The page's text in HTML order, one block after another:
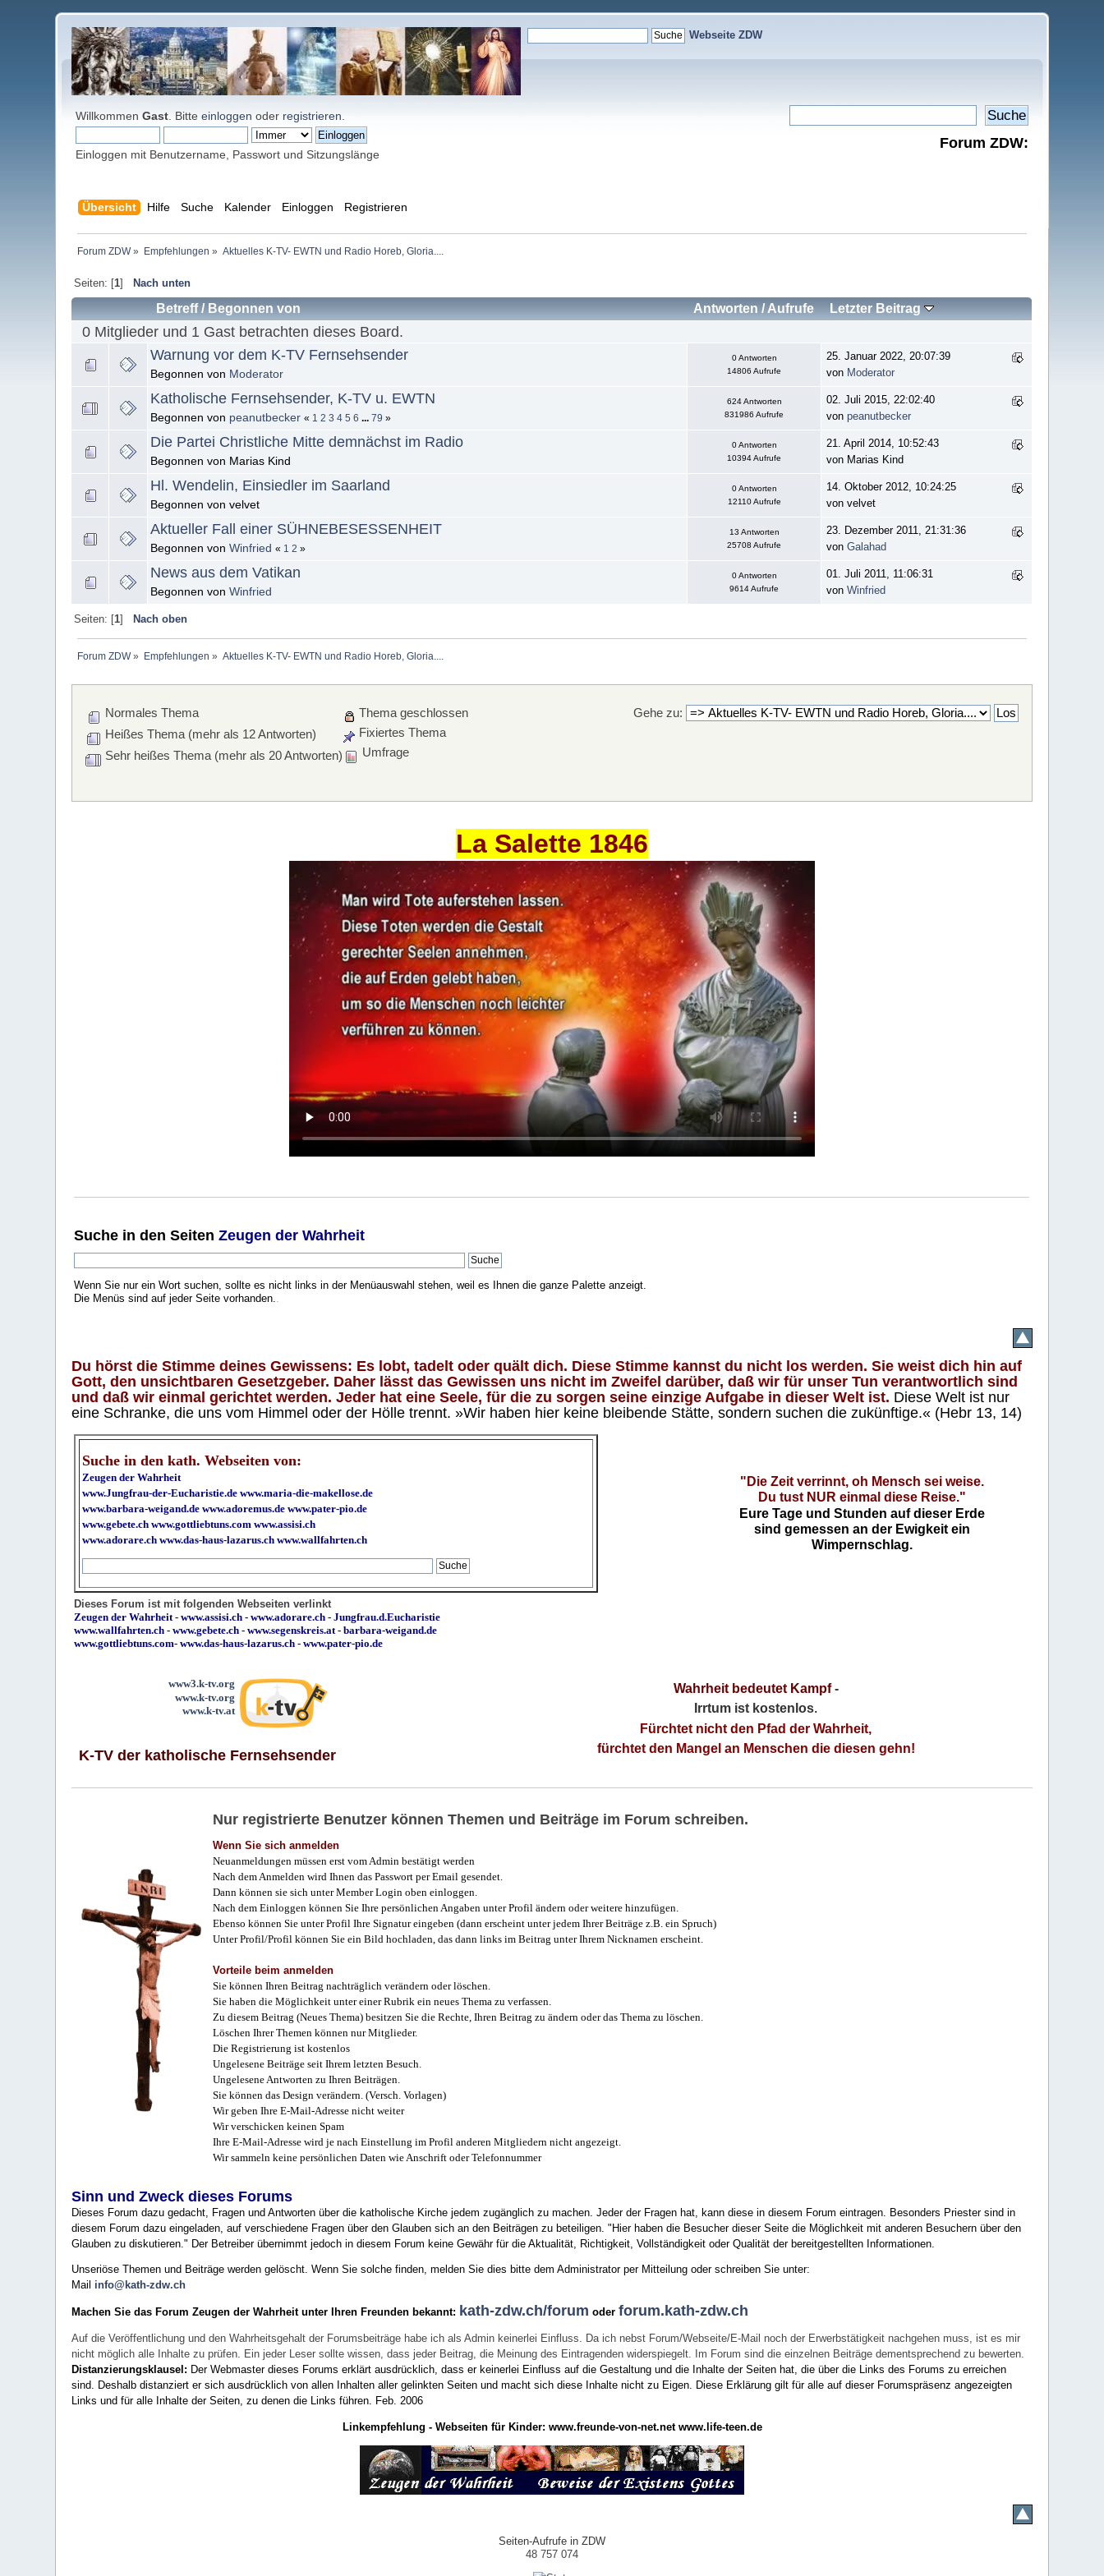
Webseite ZDW
WillkommenGast . Bitteeinloggen oder registrieren
Einloggen mit Benutzername, Passwort und Sitzungslänge
Forum ZDW:
Übersicht Hilfe Suche Kalender Einloggen Registrieren
Forum ZDW» Empfehlungen » Aktuelles K-TV- EWTN und Radio Horeb, Gloria....
Seiten: [1] Nach unten
Betreff/ Begonnen von Antworten /Aufrufe Letzter Beitrag
0 Mitglieder und 1 Gast betrachten dieses Board.
Warnung vor dem K-TV Fernsehsender
Begonnen von Moderator
0 Antworten
14806 Aufrufe
25. Januar 2022, 20:07:39
von Moderator
Katholische Fernsehsender, K-TV u. EWTN
Begonnen von peanutbecker « 1 2 3 4 5 6 ...79 »
624 Antworten
831986 Aufrufe
02. Juli 2015, 22:02:40
vonpeanutbecker
Die Partei Christliche Mitte demnächst im Radio
Begonnen von Marias Kind
0 Antworten
10394 Aufrufe
21. April 2014, 10:52:43
von Marias Kind
Hl. Wendelin, Einsiedler im Saarland
Begonnen von velvet
0 Antworten
12110 Aufrufe
14. Oktober 2012, 10:24:25
von velvet
Aktueller Fall einer SÜHNEBESESSENHEIT
Begonnen vonWinfried « 1 2 »
13 Antworten
25708 Aufrufe
23. Dezember 2011, 21:31:36
vonGalahad
News aus dem Vatikan
Begonnen vonWinfried
0 Antworten
9614 Aufrufe
01. Juli 2011, 11:06:31
vonWinfried
Seiten: [1] Nach oben
Forum ZDW» Empfehlungen » Aktuelles K-TV- EWTN und Radio Horeb, Gloria....
Gehe zu:
Normales Thema
Heißes Thema (mehr als 12 Antworten)
Sehr heißes Thema (mehr als 20 Antworten)
Thema geschlossen
Fixiertes Thema
Umfrage
La Salette 1846
Suche in den SeitenZeugen der Wahrheit
Wenn Sie nur ein Wort suchen, sollte es nicht links in der Menüauswahl stehen, weil es Ihnen die ganze Palette anzeigt.
Die Menüs sind auf jeder Seite vorhanden.
Du hörst die Stimme deines Gewissens: Es lobt, tadelt oder quält dich. Diese Stimme kannst du nicht los werden. Sie weist dich hin auf
Gott, den unsichtbaren Gesetzgeber. Daher lässt das Gewissen uns nicht im Zweifel darüber, daß wir für unser Tun verantwortlich sind
und daß wir einmal gerichtet werden. Jeder hat eine Seele, für die zu sorgen seine einzige Aufgabe in dieser Welt ist. Diese Welt ist nur
eine Schranke, die uns vom Himmel oder der Hölle trennt. »Wir haben hier keine bleibende Stätte, sondern suchen die zukünftige.« (Hebr 13, 14)
Suche in den kath. Webseiten von:
Zeugen der Wahrheit
www.Jungfrau-der-Eucharistie.de www.maria-die-makellose.de
www.barbara-weigand.de www.adoremus.de www.pater-pio.de
www.gebete.ch www.gottliebtuns.com www.assisi.ch
www.adorare.ch www.das-haus-lazarus.ch www.wallfahrten.ch
"Die Zeit verrinnt, oh Mensch sei weise.
Du tust NUR einmal diese Reise."
Eure Tage und Stunden auf dieser Erde
sind gemessen an der Ewigkeit ein
Wimpernschlag.
Dieses Forum ist mit folgenden Webseiten verlinkt
Zeugen der Wahrheit -www.assisi.ch -www.adorare.ch -Jungfrau.d.Eucharistie
www.wallfahrten.ch -www.gebete.ch -www.segenskreis.at -barbara-weigand.de
www.gottliebtuns.com-www.das-haus-lazarus.ch - www.pater-pio.de
www3.k-tv.org
www.k-tv.org
www.k-tv.at
K-TV der katholische Fernsehsender
Wahrheit bedeutet Kampf-
Irrtum ist kostenlos.
Fürchtet nicht den Pfad der Wahrheit,
fürchtet den Mangel an Menschen die diesen gehn!
Nur registrierte Benutzer können Themen und Beiträge im Forum schreiben.
Wenn Sie sich anmelden
Neuanmeldungen müssen erst vom Admin bestätigt werden
Nach dem Anmelden wird Ihnen das Passwort per Email gesendet.
Dann können sie sich unter Member Login oben einloggen.
Nach dem Einloggen können Sie Ihre persönlichen Angaben unter Profil ändern oder weitere hinzufügen.
Ebenso können Sie unter Profil Ihre Signatur eingeben (dann erscheint unter jedem Ihrer Beiträge z.B. ein Spruch)
Unter Profil/Profil können Sie ein Bild hochladen, das dann links im Beitrag unter Ihrem Nicknamen erscheint.
Vorteile beim anmelden
Sie können Ihren Beitrag nachträglich verändern oder löschen.
Sie haben die Möglichkeit unter einer Rubrik ein neues Thema zu verfassen.
Zu diesem Beitrag (Neues Thema) besitzen Sie die Rechte, Ihren Beitrag zu ändern oder das Thema zu löschen.
Löschen Ihrer Themen können nur Mitglieder.
Die Registrierung ist kostenlos
Ungelesene Beiträge seit Ihrem letzten Besuch.
Ungelesene Antworten zu Ihren Beiträgen.
Sie können das Design verändern. (Versch. Vorlagen)
Wir geben Ihre E-Mail-Adresse nicht weiter
Wir verschicken keinen Spam
Ihre E-Mail-Adresse wird je nach Einstellung im Profil anderen Mitgliedern nicht angezeigt.
Wir sammeln keine persönlichen Daten wie Anschrift oder Telefonnummer
Sinn und Zweck dieses Forums
Dieses Forum dazu gedacht, Fragen und Antworten über die katholische Kirche jedem zugänglich zu machen. Jeder der Fragen hat, kann diese in diesem Forum eintragen. Besonders Priester sind in
diesem Forum dazu eingeladen, auf verschiedene Fragen über den Glauben sich an den Beiträgen zu beteiligen. "Hier haben die Besucher dieser Seite die Möglichkeit mit anderen Besuchern über den
Glauben zu diskutieren." Der Betreiber übernimmt jedoch in diesem Forum keine Gewähr für die Aktualität, Richtigkeit, Vollständigkeit oder Qualität der bereitgestellten Informationen.
Unseriöse Themen und Beiträge werden gelöscht. Wenn Sie solche finden, melden Sie dies bitte dem Administrator per Mitteilung oder schreiben Sie unter:
Mail info@kath-zdw.ch
Machen Sie das Forum Zeugen der Wahrheit unter Ihren Freunden bekannt: kath-zdw.ch/forum oderforum.kath-zdw.ch
Auf die Veröffentlichung und den Wahrheitsgehalt der Forumsbeiträge habe ich als Admin keinerlei Einfluss. Da ich nebst Forum/Webseite/E-Mail noch der Erwerbstätigkeit nachgehen muss, ist es mir
nicht möglich alle Inhalte zu prüfen. Ein jeder Leser sollte wissen, dass jeder Beitrag, die Meinung des Eintragenden widerspiegelt. Im Forum sind die einzelnen Beiträge dementsprechend zu bewerten.
Distanzierungsklausel: Der Webmaster dieses Forums erklärt ausdrücklich, dass er keinerlei Einfluss auf die Gestaltung und die Inhalte der Seiten hat, die über die Links des Forums zu erreichen
sind. Deshalb distanziert er sich ausdrücklich von allen Inhalten aller gelinkten Seiten und macht sich diese Inhalte nicht zu Eigen. Diese Erklärung gilt für alle auf dieser Forumspräsenz angezeigten
Links und für alle Inhalte der Seiten, zu denen die Links führen. Feb. 2006
Linkempfehlung - Webseiten für Kinder: www.freunde-von-net.net www.life-teen.de
Seiten-Aufrufe in ZDW
48 757 074